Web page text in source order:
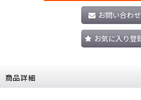
お問い合わせ
お気に入り登
商品詳細